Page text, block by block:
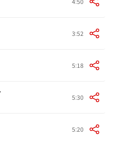
3:52
5:18
5:30
5:20